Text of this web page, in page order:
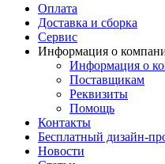
Оплата
Доставка и сборка
Сервис
Информация о
Информация о
Поставщикам
Реквизиты
Помощь
Контакты
Бесплатный дизайн-
Новости